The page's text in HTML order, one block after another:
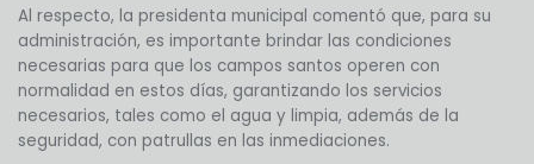
Al respecto, la presidenta municipal comentó que, para su
administración, es importante brindar las condiciones
necesarias para que los campos santos operen con
normalidad en estos días, garantizando los servicios
necesarios, tales como el agua y limpia, además de la
seguridad, con patrullas en las inmediaciones.